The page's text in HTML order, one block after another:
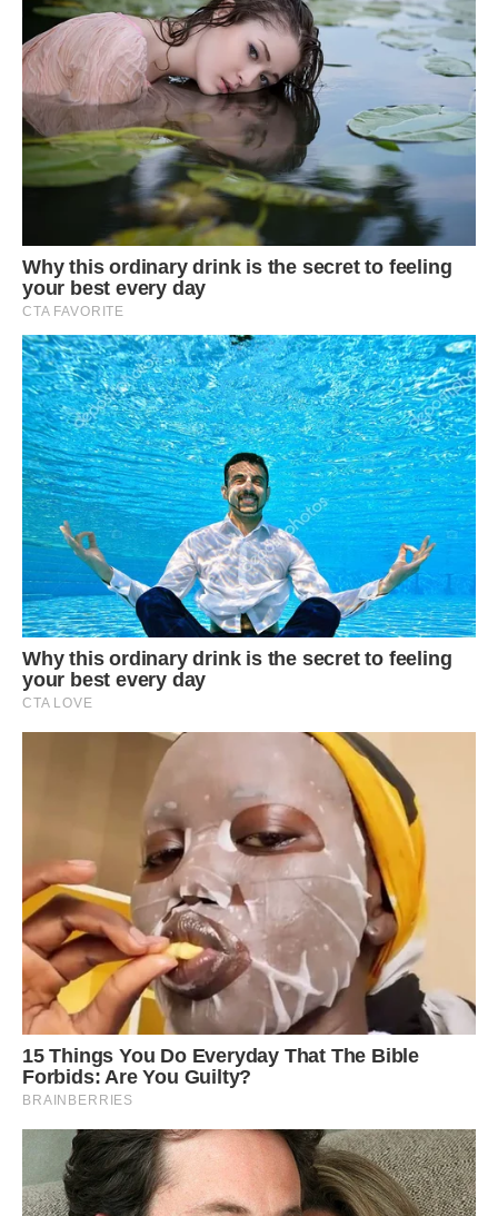
Чернігів
Чернігів має той власний шарм, який закохує в себе м’яко і
ненав’язливо. Прогулюючись історичним центром під
кронами старих дерев, милуючись з Валів синіми водами
Десни і золотими банями храмів, відчуваєш, як серце і
душу сповнюють тиша і спокій. Чернігів — місто скверів,
фонтанів, православних святинь, затишних кафе і багатої
історії. За два дні цілком можливо не кваплячись
познайомитися з найцікавішими пам’ятками княжого
Головна з них — Детинець (Чернігівський Вал), саме тут
знаходяться Спасо-Преображенський собор, парк,
пам’ятники, гармати і т.д. Звідси відкривається гарна
панорама на Болдині гори. Варто відчути особливу
атмосферу Антонієвих печер. Це таємниче місце,
пов’язане з Антонієм Печерським, який був одним із
засновників Києво-Печерської Лаври. Відвідайте
Катерининську церкву, підніміться на дзвіницю і
подивіться на Чернігів з висоти пташиного польоту,
здійсніть прогулянку на кораблику по Десні. А наступного
дня можна вирушити в урочище Ялівщина — гарну місцину
біля річки Стрижень. Це не доглянутий міський парк,
замість вимощених алей тут лісові стежки. Однак сюди і
приходять саме для того, щоб насолодитися унікальністю